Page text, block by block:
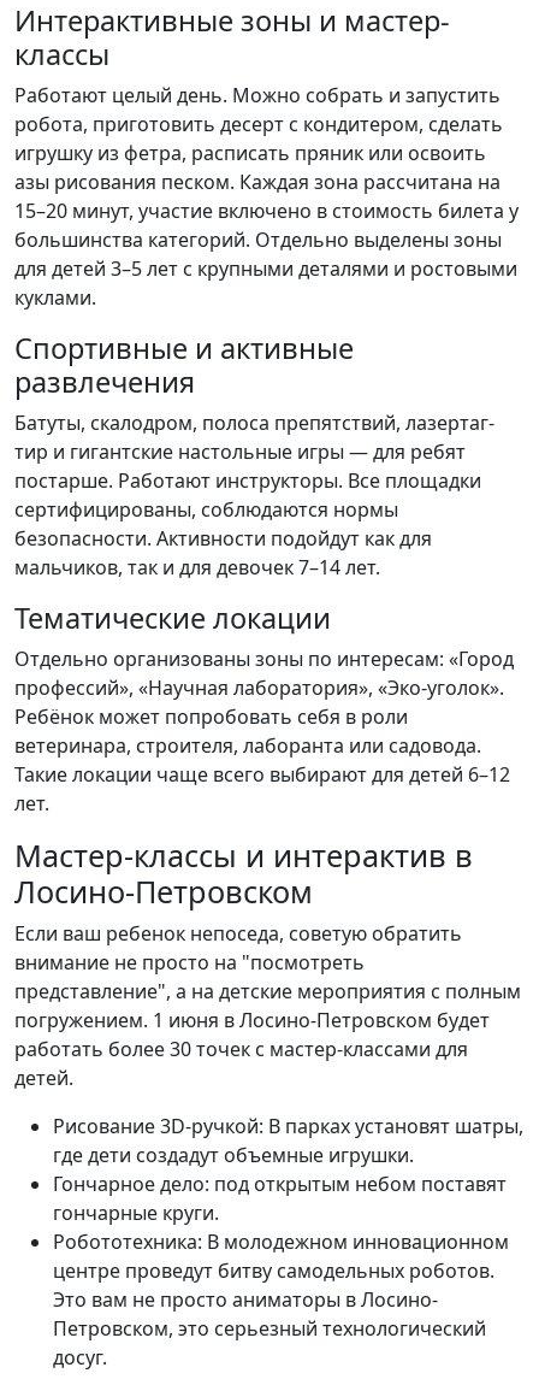
Интерактивные зоны и мастер-
классы
Работают целый день. Можно собрать и запустить
робота, приготовить десерт с кондитером, сделать
игрушку из фетра, расписать пряник или освоить
азы рисования песком. Каждая зона рассчитана на
15–20 минут, участие включено в стоимость билета у
большинства категорий. Отдельно выделены зоны
для детей 3–5 лет с крупными деталями и ростовыми
куклами.
Спортивные и активные
развлечения
Батуты, скалодром, полоса препятствий, лазертаг-
тир и гигантские настольные игры — для ребят
постарше. Работают инструкторы. Все площадки
сертифицированы, соблюдаются нормы
безопасности. Активности подойдут как для
мальчиков, так и для девочек 7–14 лет.
Тематические локации
Отдельно организованы зоны по интересам: «Город
профессий», «Научная лаборатория», «Эко-уголок».
Ребёнок может попробовать себя в роли
ветеринара, строителя, лаборанта или садовода.
Такие локации чаще всего выбирают для детей 6–12
лет.
Мастер-классы и интерактив в
Лосино-Петровском
Если ваш ребенок непоседа, советую обратить
внимание не просто на "посмотреть
представление", а на детские мероприятия с полным
погружением. 1 июня в Лосино-Петровском будет
работать более 30 точек с мастер-классами для
детей.
Рисование 3D-ручкой: В парках установят шатры,
где дети создадут объемные игрушки.
Гончарное дело: под открытым небом поставят
гончарные круги.
Робототехника: В молодежном инновационном
центре проведут битву самодельных роботов.
Это вам не просто аниматоры в Лосино-
Петровском, это серьезный технологический
досуг.